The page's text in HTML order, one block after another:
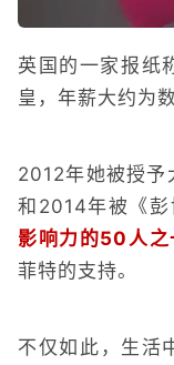
英国的一家报纸
皇，年薪大约为
2012年她被授予
和2014年被《彭
影响力的50人之
菲特的支持。
不仅如此，生活